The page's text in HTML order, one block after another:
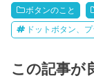
ボタンのこと
ドットボタン、
この記事が